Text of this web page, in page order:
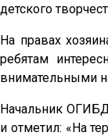
детского
На правах
ребятам
внимательными
Начальник
и отметил: «На